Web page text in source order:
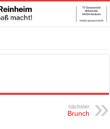
nächster
Brunch